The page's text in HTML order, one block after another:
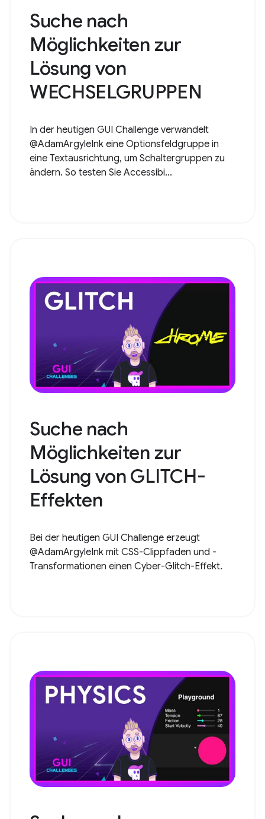
Suche nach
Möglichkeiten zur
Lösung von
WECHSELGRUPPEN
In der heutigen GUI Challenge verwandelt
@AdamArgyleInk eine Optionsfeldgruppe in
eine Textausrichtung, um Schaltergruppen zu
ändern. So testen Sie Accessibi...
Suche nach
Möglichkeiten zur
Lösung von GLITCH-
Effekten
Bei der heutigen GUI Challenge erzeugt
@AdamArgyleInk mit CSS-Clippfaden und -
Transformationen einen Cyber-Glitch-Effekt.